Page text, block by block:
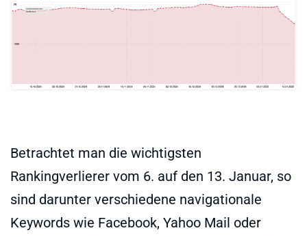
Betrachtet man die wichtigsten
Rankingverlierer vom 6. auf den 13. Januar, so
sind darunter verschiedene navigationale
Keywords wie Facebook, Yahoo Mail oder